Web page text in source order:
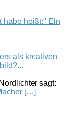
habe heißt:" Ein
als kreativen
sagt:
[…]